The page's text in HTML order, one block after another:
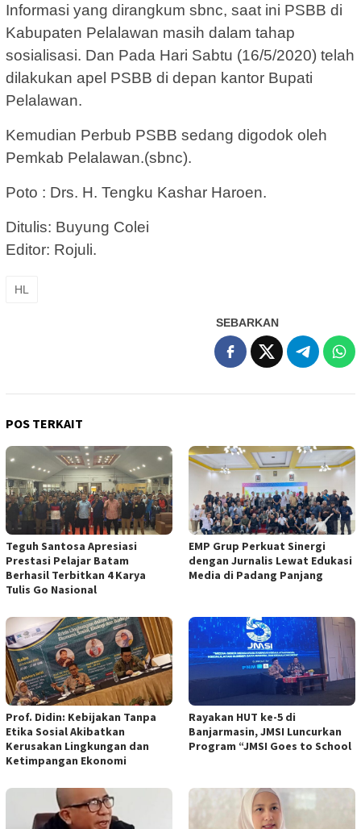
Informasi yang dirangkum sbnc, saat ini PSBB di
Kabupaten Pelalawan masih dalam tahap
sosialisasi. Dan Pada Hari Sabtu (16/5/2020) telah
dilakukan apel PSBB di depan kantor Bupati
Pelalawan.
Kemudian Perbub PSBB sedang digodok oleh
Pemkab Pelalawan.(sbnc).
Poto : Drs. H. Tengku Kashar Haroen.
Ditulis: Buyung Colei
Editor: Rojuli.
HL
SEBARKAN
POS TERKAIT
Teguh Santosa Apresiasi
Prestasi Pelajar Batam
Berhasil Terbitkan 4 Karya
Tulis Go Nasional
EMP Grup Perkuat Sinergi
dengan Jurnalis Lewat Edukasi
Media di Padang Panjang
Prof. Didin: Kebijakan Tanpa
Etika Sosial Akibatkan
Kerusakan Lingkungan dan
Ketimpangan Ekonomi
Rayakan HUT ke-5 di
Banjarmasin, JMSI Luncurkan
Program “JMSI Goes to School